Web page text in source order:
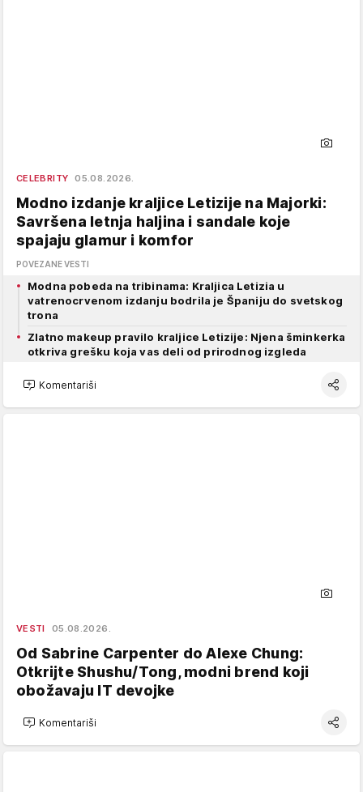
CELEBRITY 05.08.2026.
Modno izdanje kraljice Letizije na Majorki:
Savršena letnja haljina i sandale koje
spajaju glamur i komfor
POVEZANE VESTI
Modna pobeda na tribinama: Kraljica Letizia u
vatrenocrvenom izdanju bodrila je Španiju do svetskog
trona
Zlatno makeup pravilo kraljice Letizije: Njena šminkerka
otkriva grešku koja vas deli od prirodnog izgleda
Komentariši
VESTI 05.08.2026.
Od Sabrine Carpenter do Alexe Chung:
Otkrijte Shushu/Tong, modni brend koji
obožavaju IT devojke
Komentariši